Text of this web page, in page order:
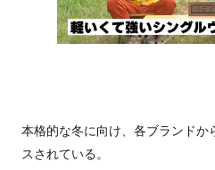
本格的な冬に向け、各ブランドか
スされている。